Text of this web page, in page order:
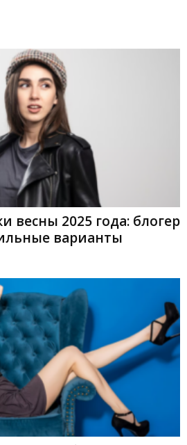
весны 2025 года: блогер
варианты